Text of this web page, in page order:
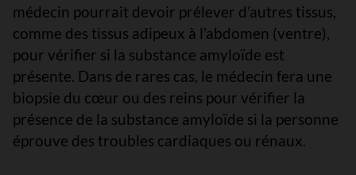
médecin pourrait devoir prélever d’autres tissus,
comme des tissus adipeux à l’abdomen (ventre),
pour vérifier si la substance amyloïde est
présente. Dans de rares cas, le médecin fera une
biopsie du cœur ou des reins pour vérifier la
présence de la substance amyloïde si la personne
éprouve des troubles cardiaques ou rénaux.